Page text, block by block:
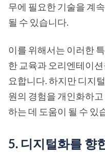
무에 필요한 기술을 계
될 수 있습니다.
이를 위해서는 이러한
한 교육과 오리엔테이
요합니다. 하지만 디지
원의 경험을 개인화하
하는 데 도움이 될 수 있
5. 디지털화를 향